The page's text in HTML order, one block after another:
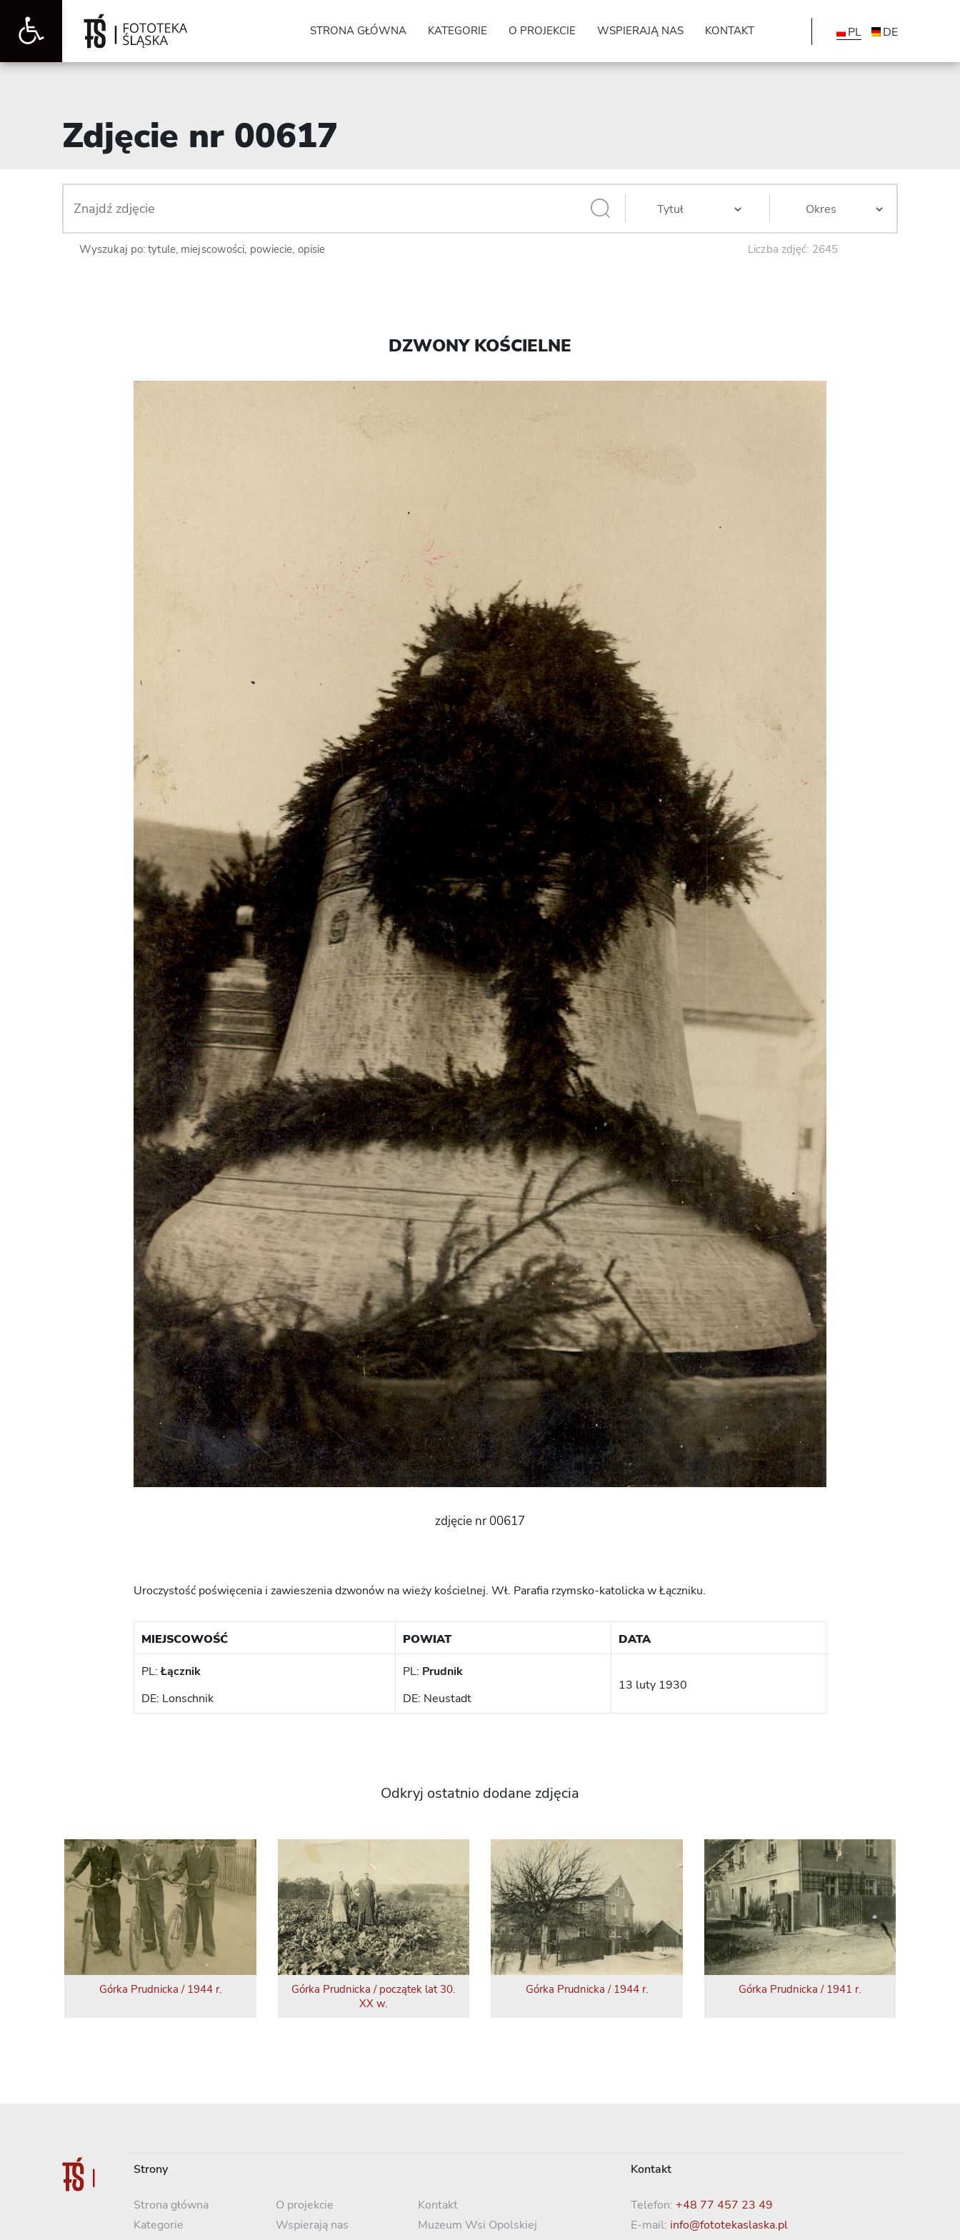
Otwórz
narzędzi
STRONA GŁÓWNA KATEGORIE O PROJEKCIE WSPIERAJĄ NAS KONTAKT PL DE
Zdjęcie nr 00617
Wyszukaj po: tytule, miejscowości, powiecie, opisie Liczba zdjęć: 2645
DZWONY KOŚCIELNE
zdjęcie nr 00617
Uroczystość poświęcenia i zawieszenia dzwonów na wieży kościelnej. Wł. Parafia rzymsko-katolicka w Łączniku.
MIEJSCOWOŚĆ POWIAT DATA
PL:Łącznik
DE: Lonschnik
PL: Prudnik
DE: Neustadt
13 luty 1930
Odkryj ostatnio dodane zdjęcia
Górka Prudnicka / 1944 r.
Górka Prudnicka / początek lat 30.
XX w.
Górka Prudnicka / 1944 r. Górka Prudnicka / 1941 r.
Strony
Strona główna
Kategorie
O projekcie
Wspierają nas
Kontakt
Muzeum Wsi Opolskiej
Kontakt
Telefon: +48 77 457 23 49
E-mail: info@fototekaslaska.pl